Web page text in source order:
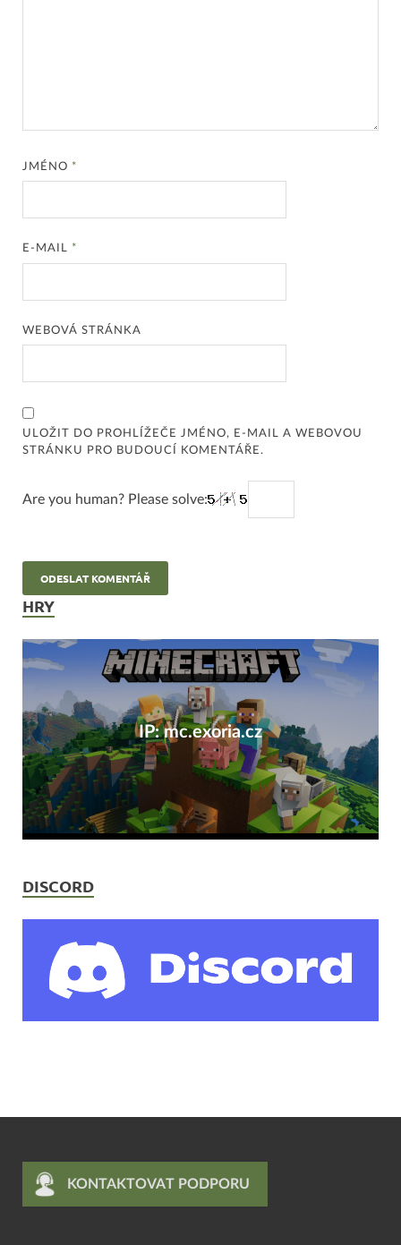
JMÉNO *
E-MAIL *
WEBOVÁ STRÁNKA
ULOŽIT DO PROHLÍŽEČE JMÉNO, E-MAIL A WEBOVOU
STRÁNKU PRO BUDOUCÍ KOMENTÁŘE.
Are you human? Please solve:
HRY
IP: mc.exoria.cz
DISCORD
KONTAKTOVAT PODPORU